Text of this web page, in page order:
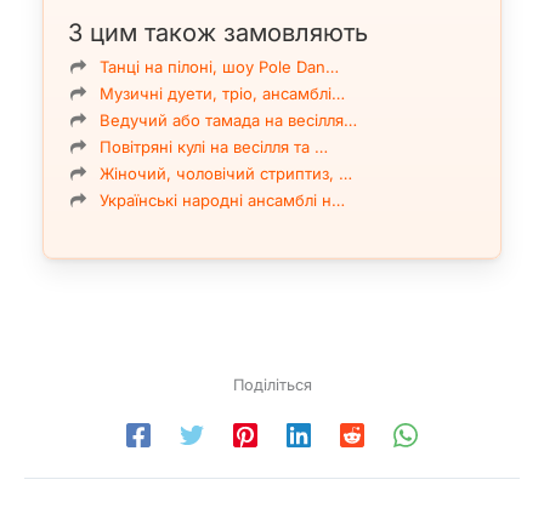
З цим також замовляють
Танці на пілоні, шоу Pole Dan…
Музичні дуети, тріо, ансамблі…
Ведучий або тамада на весілля…
Повітряні кулі на весілля та …
Жіночий, чоловічий стриптиз, …
Українські народні ансамблі н…
Поділіться